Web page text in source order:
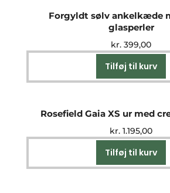
Forgyldt sølv ankelkæde
glasperler
kr. 399,00
Tilføj til kurv
Rosefield Gaia XS ur med
kr. 1.195,00
Tilføj til kurv